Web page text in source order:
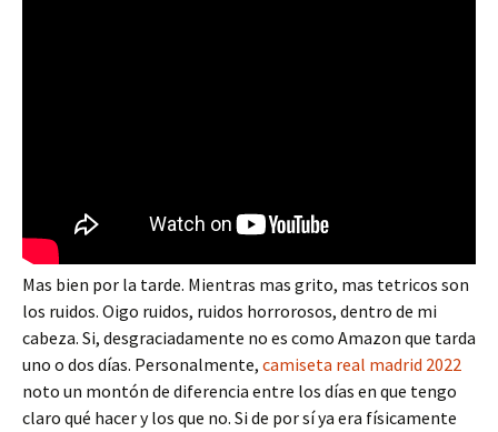
Mas bien por la tarde. Mientras mas grito, mas tetricos son
los ruidos. Oigo ruidos, ruidos horrorosos, dentro de mi
cabeza. Si, desgraciadamente no es como Amazon que tarda
uno o dos días. Personalmente, camiseta real madrid 2022
noto un montón de diferencia entre los días en que tengo
claro qué hacer y los que no. Si de por sí ya era físicamente